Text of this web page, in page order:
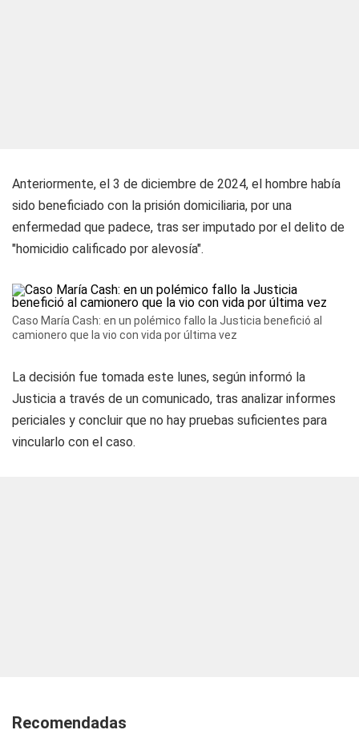
Anteriormente, el 3 de diciembre de 2024, el hombre había
sido beneficiado con la prisión domiciliaria, por una
enfermedad que padece, tras ser imputado por el delito de
"homicidio calificado por alevosía".
Caso María Cash: en un polémico fallo la Justicia benefició al
camionero que la vio con vida por última vez
La decisión fue tomada este lunes, según informó la
Justicia a través de un comunicado, tras analizar informes
periciales y concluir que no hay pruebas suficientes para
vincularlo con el caso.
Recomendadas